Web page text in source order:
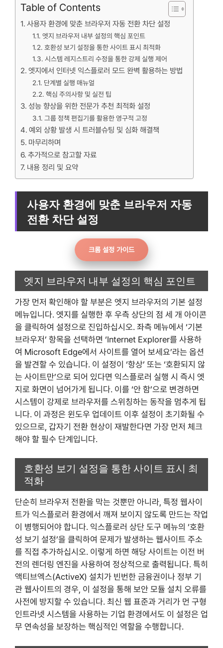
Table of Contents
사용자 환경에 맞춘 브라우저 자동 전환 차단 설정
엣지 브라우저 내부 설정의 핵심 포인트
호환성 보기 설정을 통한 사이트 표시 최적화
시스템 레지스트리 수정을 통한 강제 실행 제어
엣지에서 인터넷 익스플로러 모드 완벽 활용하는 방법
단계별 실행 매뉴얼
핵심 주의사항 및 실전 팁
성능 향상을 위한 전문가 추천 최적화 설정
그룹 정책 편집기를 활용한 영구적 고정
예외 상황 발생 시 트러블슈팅 및 심화 해결책
마무리하며
추가적으로 참고할 자료
내용 정리 및 요약
사용자 환경에 맞춘 브라우저 자동
전환 차단 설정
크롬 설정 가이드
엣지 브라우저 내부 설정의 핵심 포인트
가장 먼저 확인해야 할 부분은 엣지 브라우저의 기본 설정
메뉴입니다. 엣지를 실행한 후 우측 상단의 점 세 개 아이콘
을 클릭하여 설정으로 진입하십시오. 좌측 메뉴에서 ‘기본
브라우저’ 항목을 선택하면 ‘Internet Explorer를 사용하
여 Microsoft Edge에서 사이트를 열어 보세요’라는 옵션
을 발견할 수 있습니다. 이 설정이 ‘항상’ 또는 ‘호환되지 않
는 사이트만’으로 되어 있다면 익스플로러 실행 시 즉시 엣
지로 화면이 넘어가게 됩니다. 이를 ‘안 함’으로 변경하면
시스템이 강제로 브라우저를 스위칭하는 동작을 멈추게 됩
니다. 이 과정은 윈도우 업데이트 이후 설정이 초기화될 수
있으므로, 갑자기 전환 현상이 재발한다면 가장 먼저 체크
해야 할 필수 단계입니다.
호환성 보기 설정을 통한 사이트 표시 최
적화
단순히 브라우저 전환을 막는 것뿐만 아니라, 특정 웹사이
트가 익스플로러 환경에서 깨져 보이지 않도록 만드는 작업
이 병행되어야 합니다. 익스플로러 상단 도구 메뉴의 ‘호환
성 보기 설정’을 클릭하여 문제가 발생하는 웹사이트 주소
를 직접 추가하십시오. 이렇게 하면 해당 사이트는 이전 버
전의 렌더링 엔진을 사용하여 정상적으로 출력됩니다. 특히
액티브엑스(ActiveX) 설치가 빈번한 금융권이나 정부 기
관 웹사이트의 경우, 이 설정을 통해 보안 모듈 설치 오류를
사전에 방지할 수 있습니다. 최신 웹 표준과 거리가 먼 구형
인트라넷 시스템을 사용하는 기업 환경에서도 이 설정은 업
무 연속성을 보장하는 핵심적인 역할을 수행합니다.